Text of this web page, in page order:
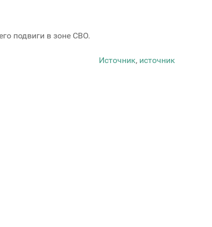
подвиги в зоне СВО.
Источник, источник